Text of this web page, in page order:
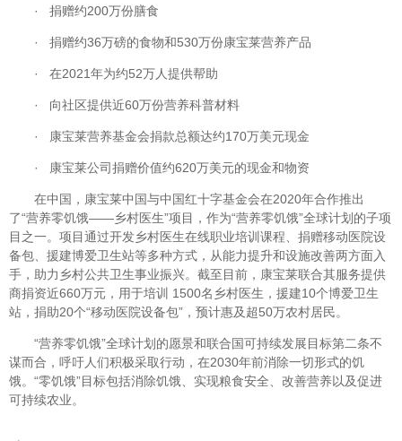
· 捐赠约200万份膳食
· 捐赠约36万磅的食物和530万份康宝莱营养产品
· 在2021年为约52万人提供帮助
· 向社区提供近60万份营养科普材料
· 康宝莱营养基金会捐款总额达约170万美元现金
· 康宝莱公司捐赠价值约620万美元的现金和物资
在中国，康宝莱中国与中国红十字基金会在2020年合作推出
了“营养零饥饿——乡村医生”项目，作为“营养零饥饿”全球计划的子项
目之一。项目通过开发乡村医生在线职业培训课程、捐赠移动医院设
备包、援建博爱卫生站等多种方式，从能力提升和设施改善两方面入
手，助力乡村公共卫生事业振兴。截至目前，康宝莱联合其服务提供
商捐资近660万元，用于培训 1500名乡村医生，援建10个博爱卫生
站，捐助20个“移动医院设备包”，预计惠及超50万农村居民。
“营养零饥饿”全球计划的愿景和联合国可持续发展目标第二条不
谋而合，呼吁人们积极采取行动，在2030年前消除一切形式的饥
饿。“零饥饿”目标包括消除饥饿、实现粮食安全、改善营养以及促进
可持续农业。